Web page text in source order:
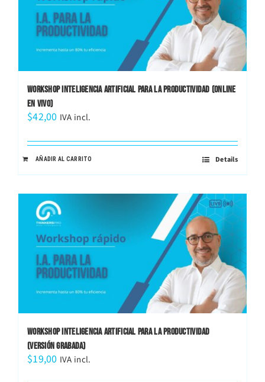
WORKSHOP INTELIGENCIA ARTIFICIAL PARA LA PRODUCTIVIDAD (ONLINE
EN VIVO)
$42,00 IVA incl.
AÑADIR AL CARRITO Details
WORKSHOP INTELIGENCIA ARTIFICIAL PARA LA PRODUCTIVIDAD
(VERSIÓN GRABADA)
$19,00 IVA incl.